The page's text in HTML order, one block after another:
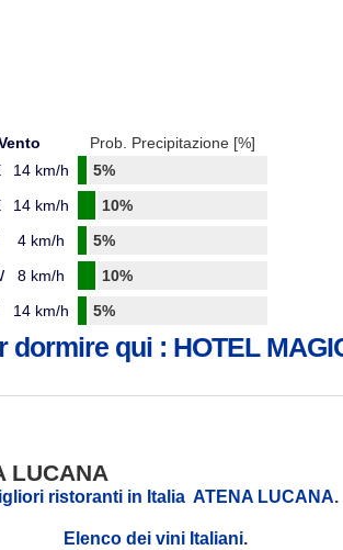
Prob. Precipitazione [%]
14 km/h
5%
14 km/h
10%
4 km/h
5%
8 km/h
10%
14 km/h 5%
qui : HOTEL
LUCANA
ristoranti in Italia ATENA LUCANA
Elenco dei vini Italiani